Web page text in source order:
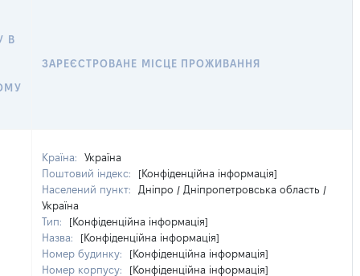
В
ЗАРЕЄСТРОВАНЕ МІСЦЕ ПРОЖИВАННЯ
Країна:
Україна
Поштовий індекс:
[Конфіденційна інформація]
Населений пункт:
Дніпро / Дніпропетровська область /
Україна
Тип:
[Конфіденційна інформація]
Назва:
[Конфіденційна інформація]
Номер будинку:
[Конфіденційна інформація]
Номер корпусу:
[Конфіденційна інформація]